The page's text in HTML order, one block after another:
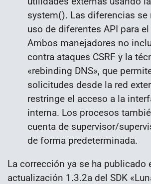
system(). Las diferencias se
uso de diferentes API para el
Ambos manejadores no
contra ataques CSRF y la
«rebinding DNS», que
solicitudes desde la red
restringe el acceso a la
interna. Los procesos
cuenta de supervisor/
de forma predeterminada.
La corrección ya se ha publicado
actualización 1.3.2a del SDK